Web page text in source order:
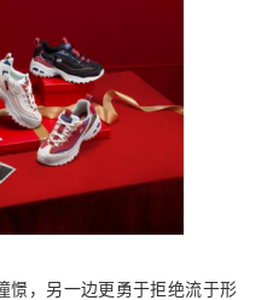
憬，另一边更勇于拒绝流于形